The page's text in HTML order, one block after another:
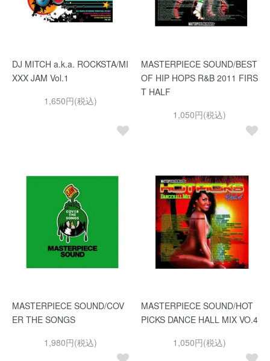
DJ MITCH a.k.a. ROCKSTA/MI
XXX JAM Vol.1
1,650円(税込)
MASTERPIECE SOUND/BEST
OF HIP HOPS R&B 2011 FIRS
T HALF
1,050円(税込)
MASTERPIECE SOUND/COV
ER THE SONGS
1,980円(税込)
MASTERPIECE SOUND/HOT
PICKS DANCE HALL MIX VO.4
1,050円(税込)